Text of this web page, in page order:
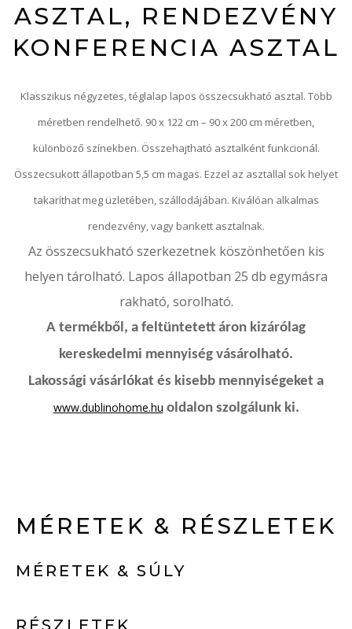
ASZTAL, RENDEZVÉNY
KONFERENCIA ASZTAL
Klasszikus négyzetes, téglalap lapos összecsukható asztal. Több
méretben rendelhető. 90 x 122 cm – 90 x 200 cm méretben,
különböző színekben. Összehajtható asztalként funkcionál.
Összecsukott állapotban 5,5 cm magas. Ezzel az asztallal sok helyet
takaríthat meg üzletében, szállodájában. Kiválóan alkalmas
rendezvény, vagy bankett asztalnak.
Az összecsukható szerkezetnek köszönhetően kis
helyen tárolható. Lapos állapotban 25 db egymásra
rakható, sorolható.
A termékből, a feltüntetett áron kizárólag
kereskedelmi mennyiség vásárolható.
Lakossági vásárlókat és kisebb mennyiségeket a
www.dublinohome.hu oldalon szolgálunk ki.
MÉRETEK & RÉSZLETEK
MÉRETEK & SÚLY
RÉSZLETEK